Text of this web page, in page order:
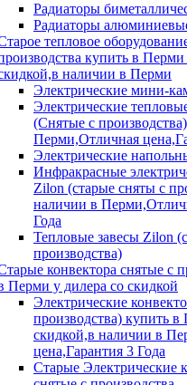
Радиаторы
Радиаторы
тепловое
купить в Перми
наличии в Перми
Электрические мини-
Электрические
(Снятые с
Перми,Отличная
Электрические
Инфракрасные
Zilon (старые сняты с
наличии в
Года
Тепловые завесы Zilon
производства)
конвектора снятые с
Перми у дилера со скидкой
Электрические
производства) купить
скидкой,в наличии в
цена,Гарантия 3 Года
Старые Электрические